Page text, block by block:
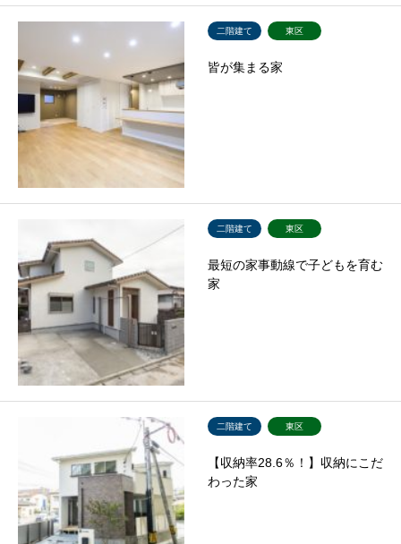
二階建て 東区
皆が集まる家
二階建て 東区
最短の家事動線で子どもを育む
家
二階建て 東区
【収納率28.6％！】収納にこだ
わった家